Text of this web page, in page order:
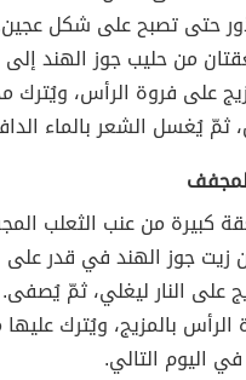
حتى تصبح على شكل
من حليب جوز الهند إلى
على فروة الرأس،
ثمّ يُغسل الشعر بالماء
كبيرة من عنب الثعلب
زيت جوز الهند في قدر على
على النار ليغلي، ثمّ يُصفى.
بالمزيج، ويُترك عليها
اليوم التالي.